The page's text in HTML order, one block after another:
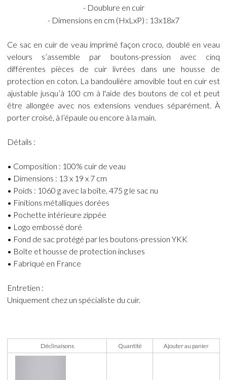
- Doublure en cuir
- Dimensions en cm (HxLxP) : 13x18x7
Ce sac en cuir de veau imprimé façon croco, doublé en veau
velours s’assemble par boutons-pression avec cinq
différentes pièces de cuir livrées dans une housse de
protection en coton. La bandoulière amovible tout en cuir est
ajustable jusqu’à 100 cm à l'aide des boutons de col et peut
être allongée avec nos extensions vendues séparément. À
porter croisé, à l’épaule ou encore à la main.
Détails :
• Composition : 100% cuir de veau
• Dimensions : 13 x 19 x 7 cm
• Poids : 1060 g avec la boîte, 475 g le sac nu
• Finitions métalliques dorées
• Pochette intérieure zippée
• Logo embossé doré
• Fond de sac protégé par les boutons-pression YKK
• Boîte et housse de protection incluses
• Fabriqué en France
Entretien :
Uniquement chez un spécialiste du cuir.
Déclinaisons Quantité Ajouter au panier